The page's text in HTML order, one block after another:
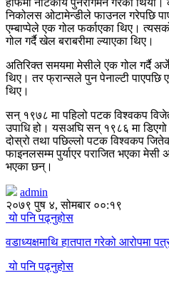
निकोलस ओटामेन्डीले फाउनल गरेपछि
एम्बाप्पेले एक गोल फर्काएका थिए।
गोल गर्दै खेल बराबरीमा ल्याएका थिए।
अतिरिक्त समयमा मेसीले एक गोल गर्दै
थिए। तर फ्रान्सले पुन पेनाल्टी पाएपछि
थिए।
सन् १९७८ मा पहिलो पटक विश्वकप
उपाधि हो। यसअघि सन् १९८६ मा डिएगो
दोस्रो तथा पछिल्लो पटक विश्वकप
फाइनलसम्म पुर्याएर पराजित भएका
भएका छन्।
admin
२०७९ पुष ४, सोमबार ००:१९
यो पनि पढ्नुहोस
वडाध्यक्षमाथि हातपात गरेको आरोपमा
यो पनि पढ्नुहोस